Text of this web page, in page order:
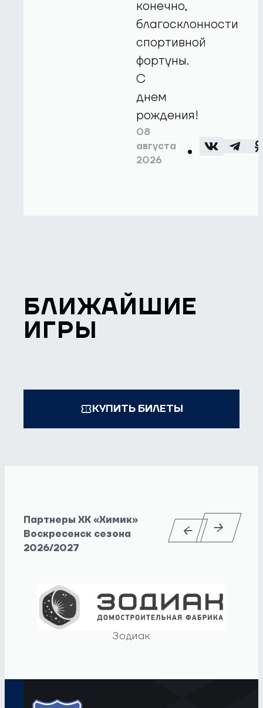
конечно,
благосклонности
спортивной
фортуны.
С
днем
рождения!
08
августа
2026
БЛИЖАЙШИЕ
ИГРЫ
КУПИТЬ БИЛЕТЫ
Партнеры ХК «Химик»
Воскресенск сезона
2026/2027
Зодиак